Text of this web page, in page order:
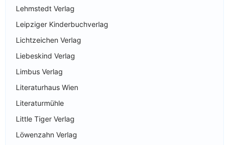
Lehmstedt Verlag
Leipziger Kinderbuchverlag
Lichtzeichen Verlag
Liebeskind Verlag
Limbus Verlag
Literaturhaus Wien
Literaturmühle
Little Tiger Verlag
Löwenzahn Verlag